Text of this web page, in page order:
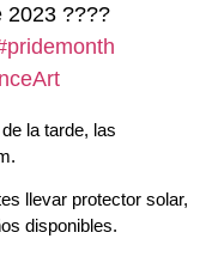
2023 ????
la tarde, las
llevar protector solar,
disponibles.